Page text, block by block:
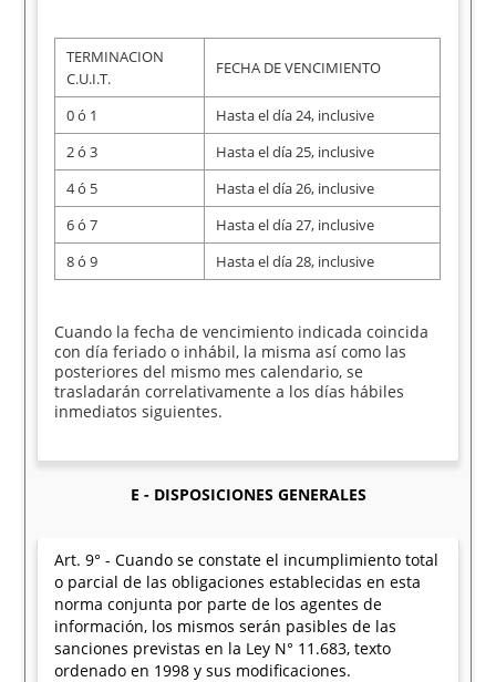
TERMINACION
C.U.I.T.
FECHA DE VENCIMIENTO
0 ó 1
Hasta el día 24, inclusive
2 ó 3
Hasta el día 25, inclusive
4 ó 5
Hasta el día 26, inclusive
6 ó 7
Hasta el día 27, inclusive
8 ó 9
Hasta el día 28, inclusive
Cuando la fecha de vencimiento indicada coincida
con día feriado o inhábil, la misma así como las
posteriores del mismo mes calendario, se
trasladarán correlativamente a los días hábiles
inmediatos siguientes.
E - DISPOSICIONES GENERALES
Art. 9° - Cuando se constate el incumplimiento total
o parcial de las obligaciones establecidas en esta
norma conjunta por parte de los agentes de
información, los mismos serán pasibles de las
sanciones previstas en la Ley N° 11.683, texto
ordenado en 1998 y sus modificaciones.